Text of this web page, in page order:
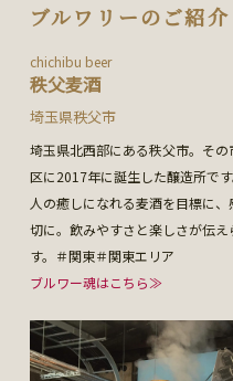
ブルワリーのご紹介
chichibu beer
秩父麦酒
埼玉県秩父市
埼玉県北西部にある秩父市。そ
区に2017年に誕生した醸造所です
人の癒しになれる麦酒を目標に
切に。飲みやすさと楽しさが伝
す。＃関東＃関東エリア
ブルワー魂はこちら≫